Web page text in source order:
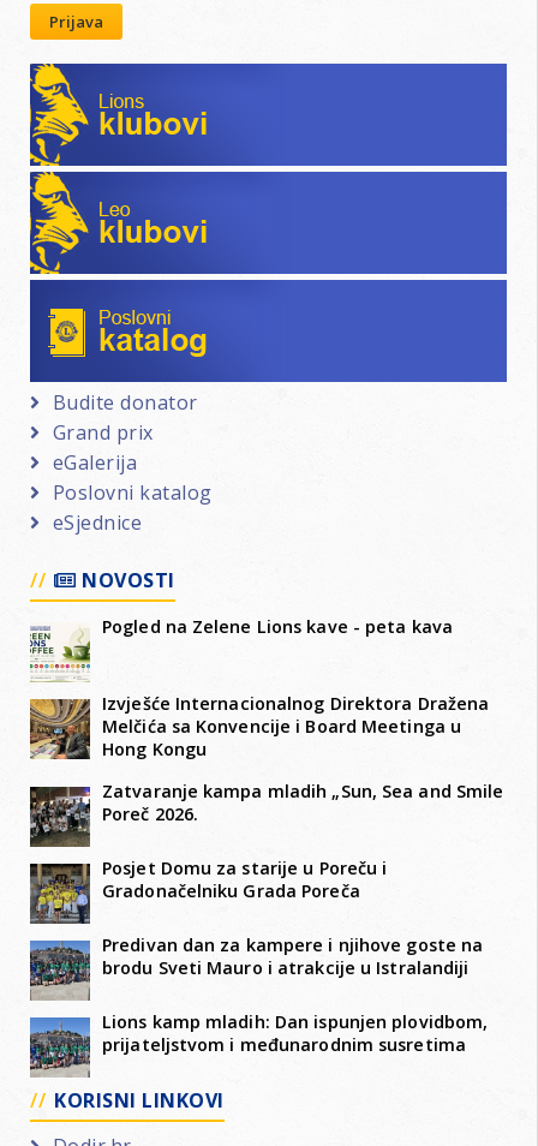
Prijava
Lions klubovi
Leo klubovi
Budite donator
Grand prix
eGalerija
Poslovni katalog
eSjednice
NOVOSTI
Pogled na Zelene Lions kave - peta kava
Izvješće Internacionalnog Direktora Dražena
Melčića sa Konvencije i Board Meetinga u
Hong Kongu
Zatvaranje kampa mladih „Sun, Sea and Smile
Poreč 2026.
Posjet Domu za starije u Poreču i
Gradonačelniku Grada Poreča
Predivan dan za kampere i njihove goste na
brodu Sveti Mauro i atrakcije u Istralandiji
Lions kamp mladih: Dan ispunjen plovidbom,
prijateljstvom i međunarodnim susretima
KORISNI LINKOVI